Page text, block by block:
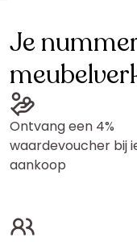
Je
Ontvang een 4%
waardevoucher bij
aankoop